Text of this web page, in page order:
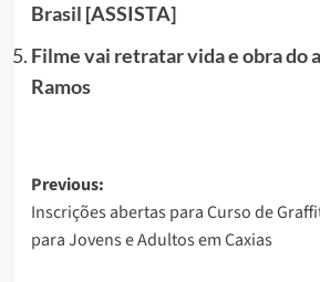
Brasil [ASSISTA]
Filme vai retratar vida e obra do
Ramos
Post
navigation
Previous:
Inscrições abertas para Curso de
para Jovens e Adultos em Caxias